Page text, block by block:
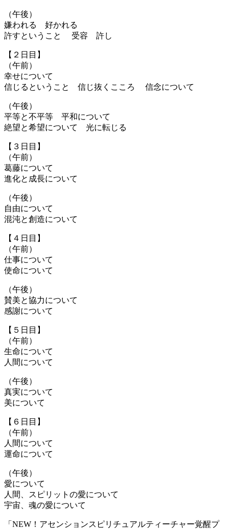
（午後）
嫌われる 好かれる
許すということ 受容 許し
【２日目】
（午前）
幸せについて
信じるということ 信じ抜くこころ 信念について
（午後）
平等と不平等 平和について
絶望と希望について 光に転じる
【３日目】
（午前）
葛藤について
進化と成長について
（午後）
自由について
混沌と創造について
【４日目】
（午前）
仕事について
使命について
（午後）
賛美と協力について
感謝について
【５日目】
（午前）
生命について
人間について
（午後）
真実について
美について
【６日目】
（午前）
人間について
運命について
（午後）
愛について
人間、スピリットの愛について
宇宙、魂の愛について
「NEW！アセンションスピリチュアルティーチャー覚醒プ